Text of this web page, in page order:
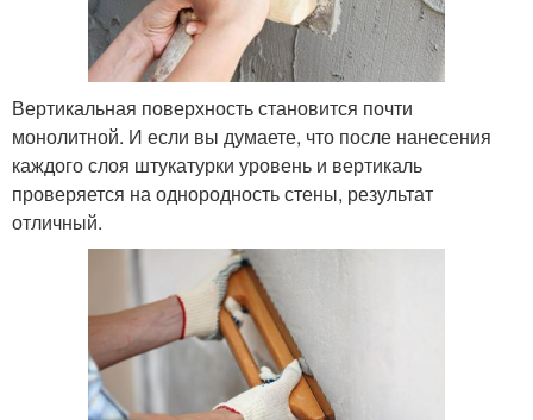
Вертикальная поверхность становится почти
монолитной. И если вы думаете, что после нанесения
каждого слоя штукатурки уровень и вертикаль
проверяется на однородность стены, результат
отличный.